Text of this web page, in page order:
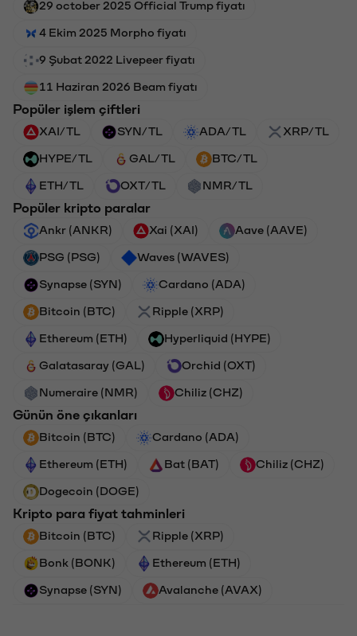
29 october 2025 Official Trump fiyatı
4 Ekim 2025 Morpho fiyatı
9 Şubat 2022 Livepeer fiyatı
11 Haziran 2026 Beam fiyatı
Popüler işlem çiftleri
XAI/TL SYN/TL ADA/TL XRP/TL
HYPE/TL GAL/TL BTC/TL
ETH/TL OXT/TL NMR/TL
Popüler kripto paralar
Ankr (ANKR) Xai (XAI) Aave (AAVE)
PSG (PSG) Waves (WAVES)
Synapse (SYN) Cardano (ADA)
Bitcoin (BTC) Ripple (XRP)
Ethereum (ETH) Hyperliquid (HYPE)
Galatasaray (GAL) Orchid (OXT)
Numeraire (NMR) Chiliz (CHZ)
Günün öne çıkanları
Bitcoin (BTC) Cardano (ADA)
Ethereum (ETH) Bat (BAT) Chiliz (CHZ)
Dogecoin (DOGE)
Kripto para fiyat tahminleri
Bitcoin (BTC) Ripple (XRP)
Bonk (BONK) Ethereum (ETH)
Synapse (SYN) Avalanche (AVAX)